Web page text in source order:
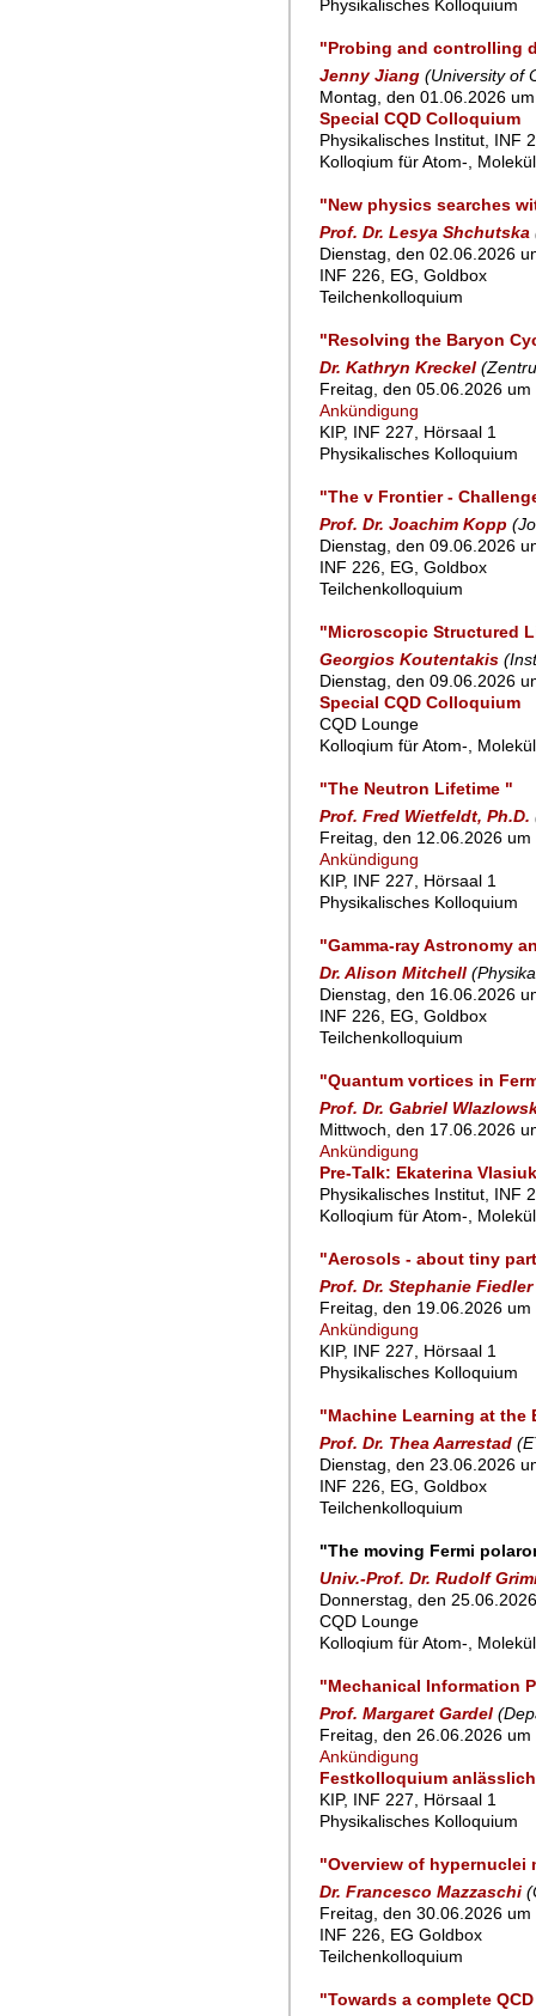
Physikalisches Kolloquium
"Probing and controlling
Jenny Jiang (University of
Montag, den 01.06.2026
Special CQD Colloquium
Physikalisches Institut, INF
Kolloqium für Atom-,
"New physics searches
Prof. Dr. Lesya Shchutska
Dienstag, den 02.06.2026
INF 226, EG, Goldbox
Teilchenkolloquium
"Resolving the Baryon
Dr. Kathryn Kreckel
Freitag, den 05.06.2026
Ankündigung
KIP, INF 227, Hörsaal 1
Physikalisches Kolloquium
"The v Frontier -
Prof. Dr. Joachim Kopp
Dienstag, den 09.06.2026
INF 226, EG, Goldbox
Teilchenkolloquium
"Microscopic Structured
Georgios Koutentakis
Dienstag, den 09.06.2026
Special CQD Colloquium
CQD Lounge
Kolloqium für Atom-,
"The Neutron Lifetime "
Prof. Fred Wietfeldt, Ph.D.
Freitag, den 12.06.2026
Ankündigung
KIP, INF 227, Hörsaal 1
Physikalisches Kolloquium
"Gamma-ray Astronomy
Dr. Alison Mitchell
Dienstag, den 16.06.2026
INF 226, EG, Goldbox
Teilchenkolloquium
"Quantum vortices in
Prof. Dr. Gabriel
Mittwoch, den 17.06.2026
Ankündigung
Pre-Talk: Ekaterina
Physikalisches Institut, INF
Kolloqium für Atom-,
"Aerosols - about tiny
Prof. Dr. Stephanie Fiedler
Freitag, den 19.06.2026
Ankündigung
KIP, INF 227, Hörsaal 1
Physikalisches Kolloquium
"Machine Learning at the
Prof. Dr. Thea Aarrestad
Dienstag, den 23.06.2026
INF 226, EG, Goldbox
Teilchenkolloquium
"The moving Fermi
Univ.-Prof. Dr. Rudolf
Donnerstag, den
CQD Lounge
Kolloqium für Atom-,
"Mechanical Information
Prof. Margaret Gardel
Freitag, den 26.06.2026
Ankündigung
Festkolloquium
KIP, INF 227, Hörsaal 1
Physikalisches Kolloquium
"Overview of hypernuclei
Dr. Francesco Mazzaschi
Freitag, den 30.06.2026
INF 226, EG Goldbox
Teilchenkolloquium
"Towards a complete